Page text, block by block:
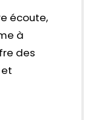
écoute,
à
des